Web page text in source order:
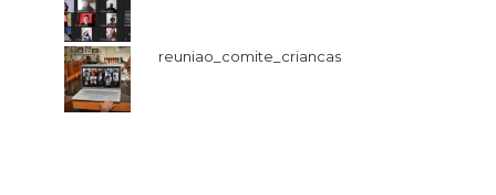
reuniao_comite_criancas